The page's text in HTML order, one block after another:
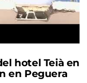
hotel Teià en
en Peguera